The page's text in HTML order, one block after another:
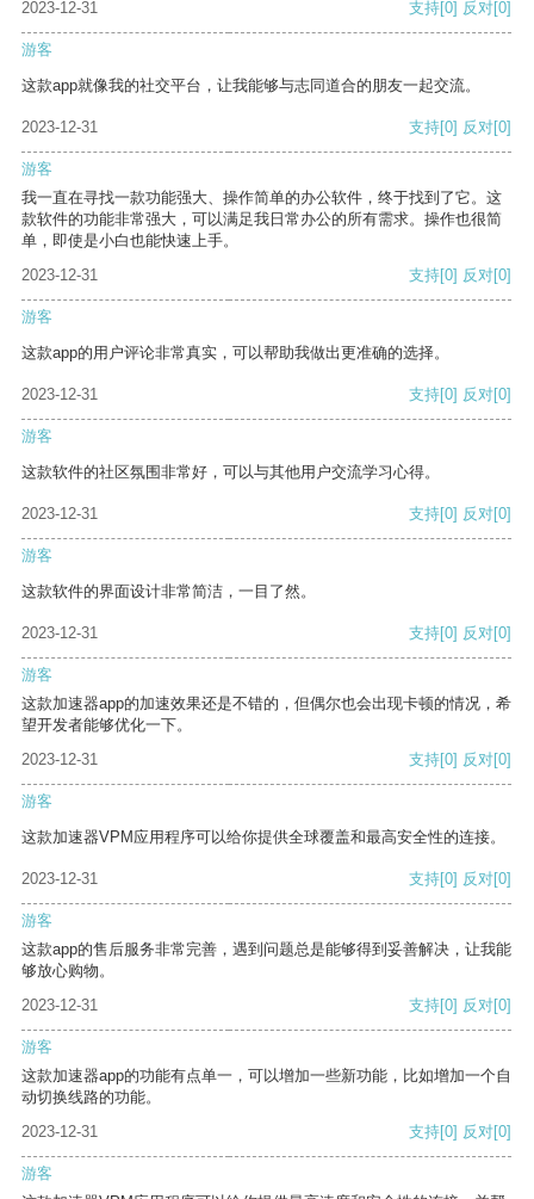
2023-12-31 支持[0] 反对[0]
游客
这款app就像我的社交平台，让我能够与志同道合的朋友一起交流。
2023-12-31 支持[0] 反对[0]
游客
我一直在寻找一款功能强大、操作简单的办公软件，终于找到了它。这
款软件的功能非常强大，可以满足我日常办公的所有需求。操作也很简
单，即使是小白也能快速上手。
2023-12-31
支持[0] 反对[0]
游客
这款app的用户评论非常真实，可以帮助我做出更准确的选择。
2023-12-31 支持[0] 反对[0]
游客
这款软件的社区氛围非常好，可以与其他用户交流学习心得。
2023-12-31 支持[0] 反对[0]
游客
这款软件的界面设计非常简洁，一目了然。
2023-12-31 支持[0] 反对[0]
游客
这款加速器app的加速效果还是不错的，但偶尔也会出现卡顿的情况，希
望开发者能够优化一下。
2023-12-31
支持[0] 反对[0]
游客
这款加速器VPM应用程序可以给你提供全球覆盖和最高安全性的连接。
2023-12-31 支持[0] 反对[0]
游客
这款app的售后服务非常完善，遇到问题总是能够得到妥善解决，让我能
够放心购物。
2023-12-31
支持[0] 反对[0]
游客
这款加速器app的功能有点单一，可以增加一些新功能，比如增加一个自
动切换线路的功能。
2023-12-31
支持[0] 反对[0]
游客